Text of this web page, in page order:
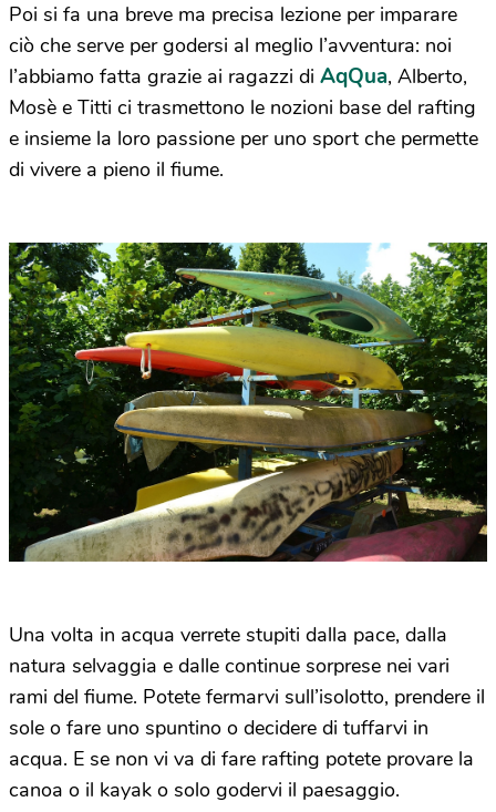
Poi si fa una breve ma precisa lezione per imparare
ciò che serve per godersi al meglio l’avventura: noi
l’abbiamo fatta grazie ai ragazzi di AqQua, Alberto,
Mosè e Titti ci trasmettono le nozioni base del rafting
e insieme la loro passione per uno sport che permette
di vivere a pieno il fiume.
Una volta in acqua verrete stupiti dalla pace, dalla
natura selvaggia e dalle continue sorprese nei vari
rami del fiume. Potete fermarvi sull’isolotto, prendere il
sole o fare uno spuntino o decidere di tuffarvi in
acqua. E se non vi va di fare rafting potete provare la
canoa o il kayak o solo godervi il paesaggio.